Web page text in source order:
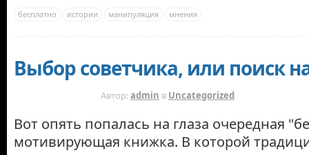
бесплатно истории манипуляция мнения
Выбор советчика, или поиск
Автор:admin в Uncategorized
Вот опять попалась на глаза очередная
мотивирующая книжка. В которой